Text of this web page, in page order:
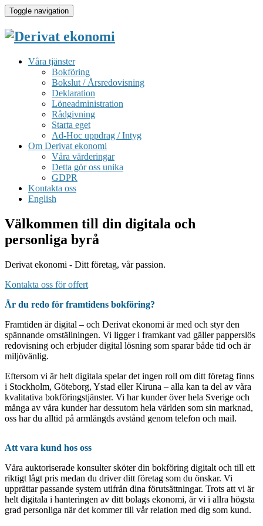
Toggle navigation
Våra tjänster
Bokföring
Bokslut / Årsredovisning
Deklaration
Löneadministration
Rådgivning
Starta eget
Ad-Hoc uppdrag / Intyg
Om Derivat ekonomi
Våra värderingar
Detta gör oss unika
GDPR
Kontakta oss
English
Välkommen till din digitala och
personliga byrå
Derivat ekonomi - Ditt företag, vår passion.
Kontakta oss för offert
Är du redo för framtidens bokföring?
Framtiden är digital – och Derivat ekonomi är med och styr den
spännande omställningen. Vi ligger i framkant vad gäller papperslös
redovisning och erbjuder digital lösning som sparar både tid och är
miljövänlig.
Eftersom vi är helt digitala spelar det ingen roll om ditt företag finns
i Stockholm, Göteborg, Ystad eller Kiruna – alla kan ta del av våra
kvalitativa bokföringstjänster. Vi har kunder över hela Sverige och
många av våra kunder har dessutom hela världen som sin marknad,
oss har du alltid på armlängds avstånd genom telefon och mail.
Att vara kund hos oss
Våra auktoriserade konsulter sköter din bokföring digitalt och till ett
riktigt lågt pris medan du driver ditt företag som du önskar. Vi
upprättar passande system utifrån dina förutsättningar. Trots att vi är
helt digitala i hanteringen av ditt bolags ekonomi, är vi i allra högsta
grad personliga när det kommer till vår relation med dig som kund.